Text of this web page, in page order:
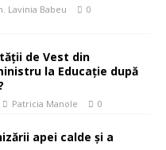
Lavinia Babeu 0
de Vest din
la Educație după
Patricia Manole 0
apei calde și a